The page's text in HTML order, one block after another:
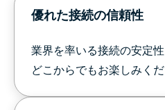
優れた接続の信頼性
業界を率いる接続の安定
どこからでもお楽しみくだ